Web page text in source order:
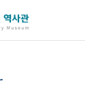
천사